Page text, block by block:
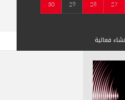
27
28
29
30
فعالية